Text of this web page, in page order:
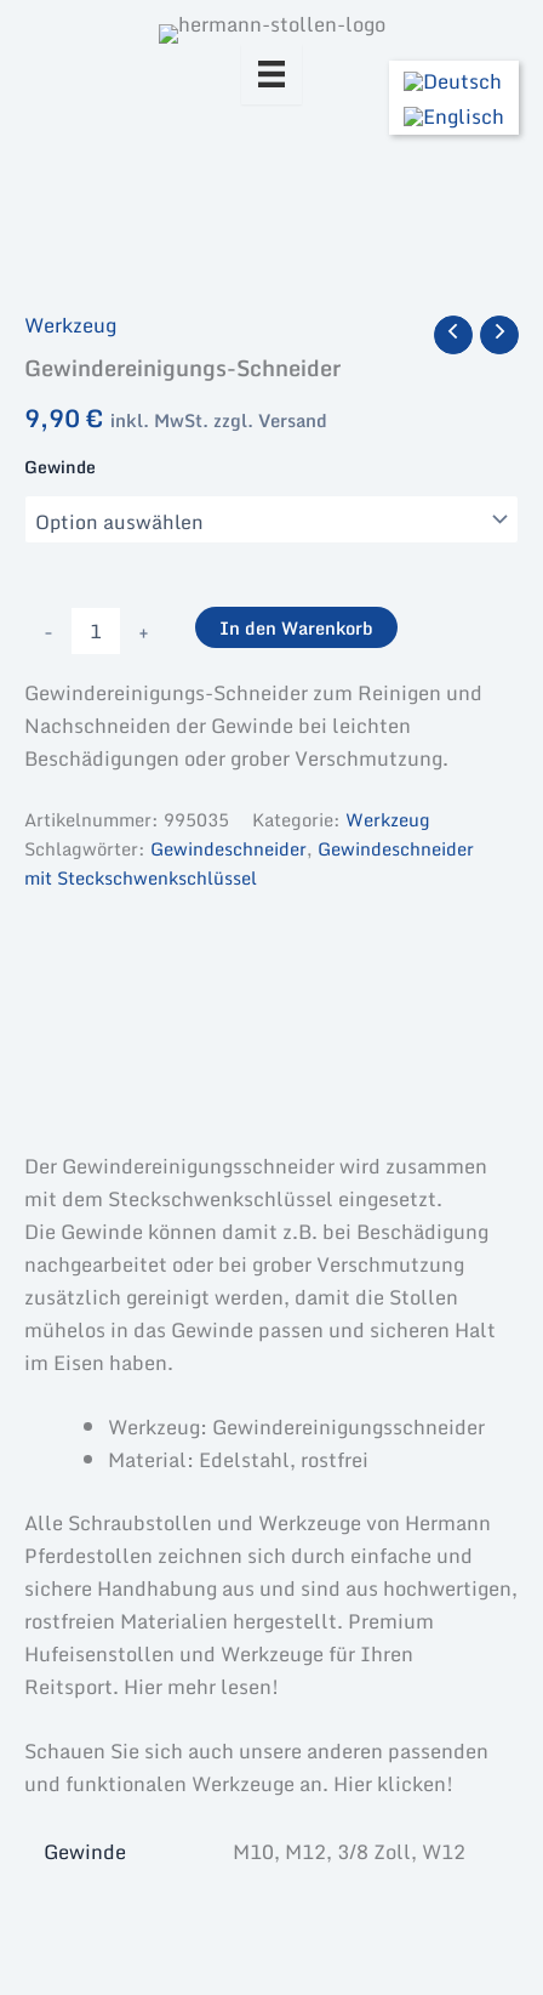
Werkzeug
Gewindereinigungs-Schneider
9,90€ inkl. MwSt. zzgl. Versand
Gewinde
-
Gewindereinigungs-
Schneider
+ In den Warenkorb
Gewindereinigungs-Schneider zum Reinigen und
Nachschneiden der Gewinde bei leichten
Beschädigungen oder grober Verschmutzung.
Artikelnummer: 995035 Kategorie: Werkzeug
Schlagwörter: Gewindeschneider, Gewindeschneider
mit Steckschwenkschlüssel
Der Gewindereinigungsschneider wird zusammen
mit dem Steckschwenkschlüssel eingesetzt.
Die Gewinde können damit z.B. bei Beschädigung
nachgearbeitet oder bei grober Verschmutzung
zusätzlich gereinigt werden, damit die Stollen
mühelos in das Gewinde passen und sicheren Halt
im Eisen haben.
Werkzeug: Gewindereinigungsschneider
Material: Edelstahl, rostfrei
Alle Schraubstollen und Werkzeuge von Hermann
Pferdestollen zeichnen sich durch einfache und
sichere Handhabung aus und sind aus hochwertigen,
rostfreien Materialien hergestellt. Premium
Hufeisenstollen und Werkzeuge für Ihren
Reitsport. Hier mehr lesen!
Schauen Sie sich auch unsere anderen passenden
und funktionalen Werkzeuge an. Hier klicken!
Gewinde M10, M12, 3/8 Zoll, W12